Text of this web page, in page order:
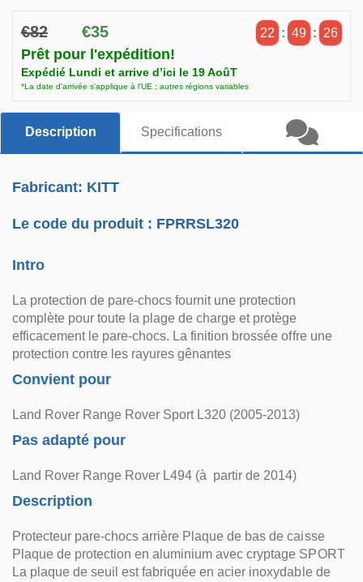
€82 €35 22 : 49 : 25
Prêt pour l'expédition!
Expédié Lundi et arrive d’ici le 19 AoûT
*La date d'arrivée s'applique à l'UE ; autres régions variables
Description Specifications
Fabricant: KITT
Le code du produit : FPRRSL320
Intro
La protection de pare-chocs fournit une protection
complète pour toute la plage de charge et protège
efficacement le pare-chocs. La finition brossée offre une
protection contre les rayures gênantes
Convient pour
Land Rover Range Rover Sport L320 (2005-2013)
Pas adapté pour
Land Rover Range Rover L494 (à partir de 2014)
Description
Protecteur pare-chocs arrière Plaque de bas de caisse
Plaque de protection en aluminium avec cryptage SPORT
La plaque de seuil est fabriquée en acier inoxydable de